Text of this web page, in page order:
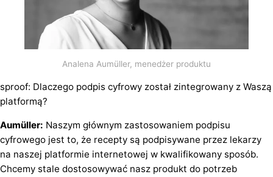
Analena Aumüller, menedżer produktu
sproof: Dlaczego podpis cyfrowy został zintegrowany z Waszą
platformą?
Aumüller: Naszym głównym zastosowaniem podpisu
cyfrowego jest to, że recepty są podpisywane przez lekarzy
na naszej platformie internetowej w kwalifikowany sposób.
Chcemy stale dostosowywać nasz produkt do potrzeb